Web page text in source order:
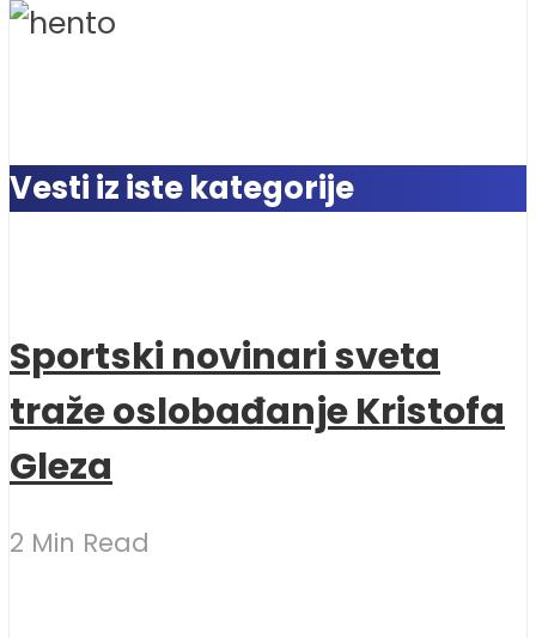
Vesti iz iste kategorije
Sportski novinari sveta
traže oslobađanje Kristofa
Gleza
2 Min Read